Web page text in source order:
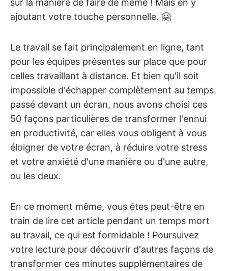
sur la manière de faire de même ! Mais en y
ajoutant votre touche personnelle. 🤗
Le travail se fait principalement en ligne, tant
pour les équipes présentes sur place que pour
celles travaillant à distance. Et bien qu'il soit
impossible d'échapper complètement au temps
passé devant un écran, nous avons choisi ces
50 façons particulières de transformer l'ennui
en productivité, car elles vous obligent à vous
éloigner de votre écran, à réduire votre stress
et votre anxiété d'une manière ou d'une autre,
ou les deux.
En ce moment même, vous êtes peut-être en
train de lire cet article pendant un temps mort
au travail, ce qui est formidable ! Poursuivez
votre lecture pour découvrir d'autres façons de
transformer ces minutes supplémentaires de